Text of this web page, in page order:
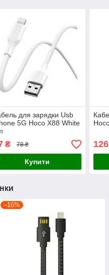
для зарядки Usb
5G Hoco X88 White
₴ 78 ₴
Купити
126
–16%